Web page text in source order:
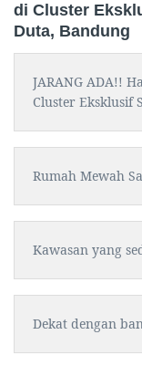
di Cluster
Duta, Bandung
JARANG ADA!!
Cluster Eksklusif
Rumah Mewah
Kawasan yang
Dekat dengan